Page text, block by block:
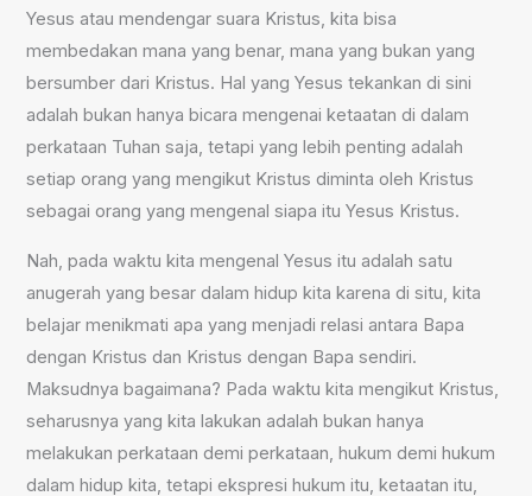
Yesus atau mendengar suara Kristus, kita bisa
membedakan mana yang benar, mana yang bukan yang
bersumber dari Kristus. Hal yang Yesus tekankan di sini
adalah bukan hanya bicara mengenai ketaatan di dalam
perkataan Tuhan saja, tetapi yang lebih penting adalah
setiap orang yang mengikut Kristus diminta oleh Kristus
sebagai orang yang mengenal siapa itu Yesus Kristus.
Nah, pada waktu kita mengenal Yesus itu adalah satu
anugerah yang besar dalam hidup kita karena di situ, kita
belajar menikmati apa yang menjadi relasi antara Bapa
dengan Kristus dan Kristus dengan Bapa sendiri.
Maksudnya bagaimana? Pada waktu kita mengikut Kristus,
seharusnya yang kita lakukan adalah bukan hanya
melakukan perkataan demi perkataan, hukum demi hukum
dalam hidup kita, tetapi ekspresi hukum itu, ketaatan itu,